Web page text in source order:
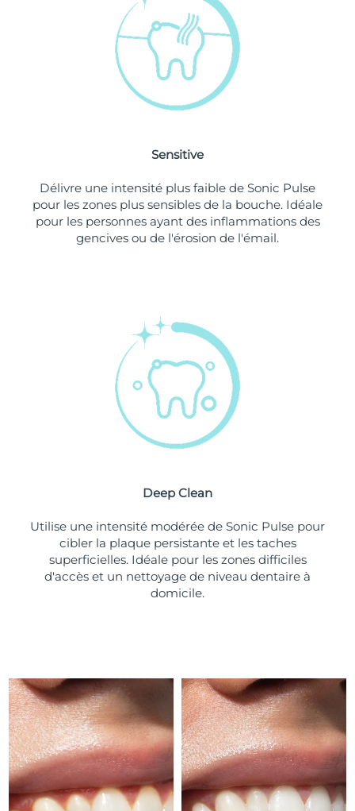
Sensitive
Délivre une intensité plus faible de Sonic Pulse
pour les zones plus sensibles de la bouche. Idéale
pour les personnes ayant des inflammations des
gencives ou de l'érosion de l'émail.
Deep Clean
Utilise une intensité modérée de Sonic Pulse pour
cibler la plaque persistante et les taches
superficielles. Idéale pour les zones difficiles
d'accès et un nettoyage de niveau dentaire à
domicile.
Livraison estimée
Livraison estimée
Livraison estimée
Livraison estimée
Espagne Livraison estimée 8/8/26
Livraison estimée
Livraison estimée
Livraison estimée
Émirats arabes unis Livraison estimée
Livraison estimée
Ouzbékistan Livraison estimée8/13/26
Viêt Nam Livraison estimée8/14/26